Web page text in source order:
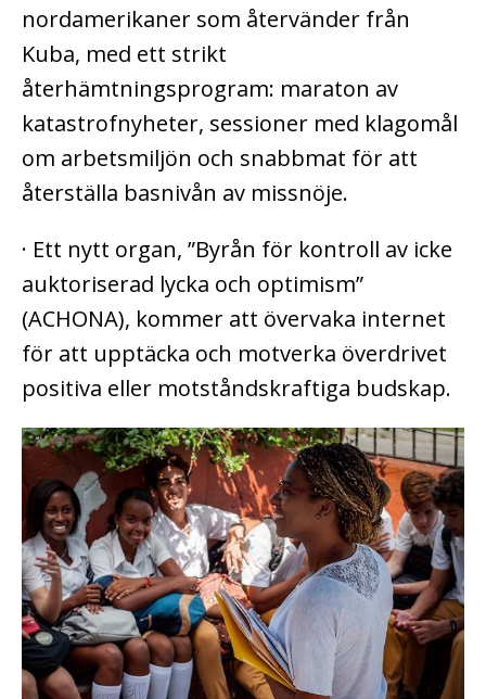
nordamerikaner som återvänder från
Kuba, med ett strikt
återhämtningsprogram: maraton av
katastrofnyheter, sessioner med klagomål
om arbetsmiljön och snabbmat för att
återställa basnivån av missnöje.
· Ett nytt organ, ”Byrån för kontroll av icke
auktoriserad lycka och optimism”
(ACHONA), kommer att övervaka internet
för att upptäcka och motverka överdrivet
positiva eller motståndskraftiga budskap.